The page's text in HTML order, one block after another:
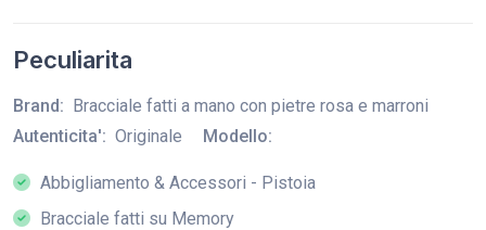
Peculiarita
Brand: Bracciale fatti a mano con pietre rosa e marroni
Autenticita': Originale Modello:
Abbigliamento & Accessori - Pistoia
Bracciale fatti su Memory